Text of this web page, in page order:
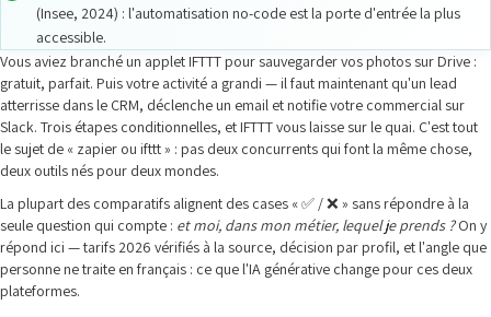
(Insee, 2024) : l'automatisation no-code est la porte d'entrée la plus
accessible.
Vous aviez branché un applet IFTTT pour sauvegarder vos photos sur Drive :
gratuit, parfait. Puis votre activité a grandi — il faut maintenant qu'un lead
atterrisse dans le CRM, déclenche un email et notifie votre commercial sur
Slack. Trois étapes conditionnelles, et IFTTT vous laisse sur le quai. C'est tout
le sujet de « zapier ou ifttt » : pas deux concurrents qui font la même chose,
deux outils nés pour deux mondes.
La plupart des comparatifs alignent des cases « ✅ / ❌ » sans répondre à la
seule question qui compte : et moi, dans mon métier, lequel je prends ?On y
répond ici — tarifs 2026 vérifiés à la source, décision par profil, et l'angle que
personne ne traite en français : ce que l'IA générative change pour ces deux
plateformes.